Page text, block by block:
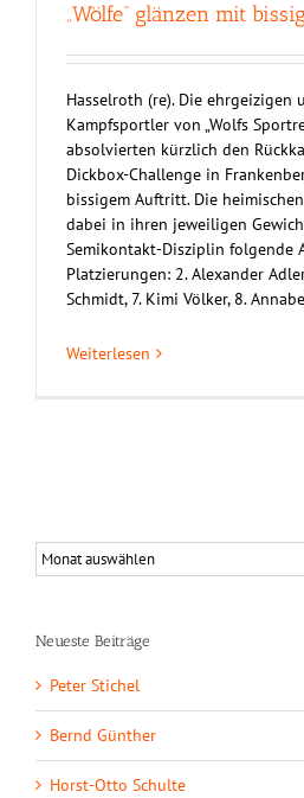
„Wölfe“ glänzen mit
Hasselroth (re). Die
Kampfsportler von „Wolfs
absolvierten kürzlich den
Dickbox-Challenge in
bissigem Auftritt. Die
dabei in ihren jeweiligen
Semikontakt-Disziplin folgende
Platzierungen: 2. Alexander
Schmidt, 7. Kimi Völker, 8.
Weiterlesen
Neueste Beiträge
Peter Stichel
Bernd Günther
Horst-Otto Schulte